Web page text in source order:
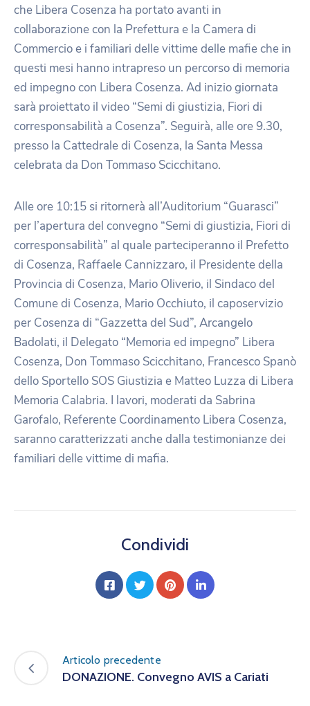
che Libera Cosenza ha portato avanti in
collaborazione con la Prefettura e la Camera di
Commercio e i familiari delle vittime delle mafie che in
questi mesi hanno intrapreso un percorso di memoria
ed impegno con Libera Cosenza. Ad inizio giornata
sarà proiettato il video “Semi di giustizia, Fiori di
corresponsabilità a Cosenza”. Seguirà, alle ore 9.30,
presso la Cattedrale di Cosenza, la Santa Messa
celebrata da Don Tommaso Scicchitano.
Alle ore 10:15 si ritornerà all’Auditorium “Guarasci”
per l’apertura del convegno “Semi di giustizia, Fiori di
corresponsabilità” al quale parteciperanno il Prefetto
di Cosenza, Raffaele Cannizzaro, il Presidente della
Provincia di Cosenza, Mario Oliverio, il Sindaco del
Comune di Cosenza, Mario Occhiuto, il caposervizio
per Cosenza di “Gazzetta del Sud”, Arcangelo
Badolati, il Delegato “Memoria ed impegno” Libera
Cosenza, Don Tommaso Scicchitano, Francesco Spanò
dello Sportello SOS Giustizia e Matteo Luzza di Libera
Memoria Calabria. I lavori, moderati da Sabrina
Garofalo, Referente Coordinamento Libera Cosenza,
saranno caratterizzati anche dalla testimonianze dei
familiari delle vittime di mafia.
Condividi
Articolo precedente
DONAZIONE. Convegno AVIS a Cariati